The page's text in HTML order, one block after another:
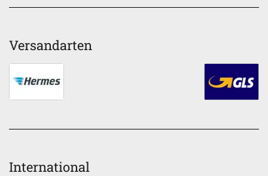
Versandarten
International